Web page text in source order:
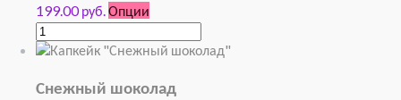
199.00 руб.Опции
Снежный шоколад